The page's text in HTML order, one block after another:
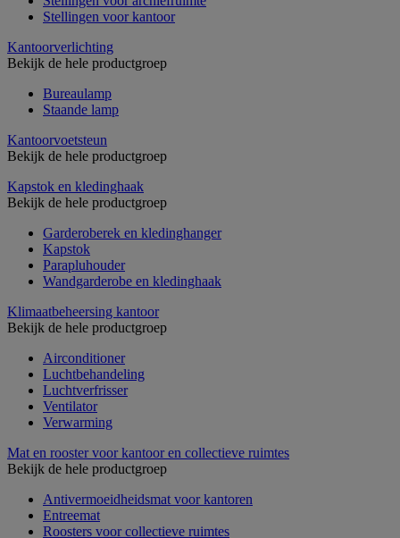
Stellingen voor kantoor
Kantoorverlichting
Bekijk de hele productgroep
Bureaulamp
Staande lamp
Kantoorvoetsteun
Bekijk de hele productgroep
Kapstok en kledinghaak
Bekijk de hele productgroep
Garderoberek en kledinghanger
Kapstok
Parapluhouder
Wandgarderobe en kledinghaak
Klimaatbeheersing kantoor
Bekijk de hele productgroep
Airconditioner
Luchtbehandeling
Luchtverfrisser
Ventilator
Verwarming
Mat en rooster voor kantoor en collectieve ruimtes
Bekijk de hele productgroep
Antivermoeidheidsmat voor kantoren
Entreemat
Roosters voor collectieve ruimtes